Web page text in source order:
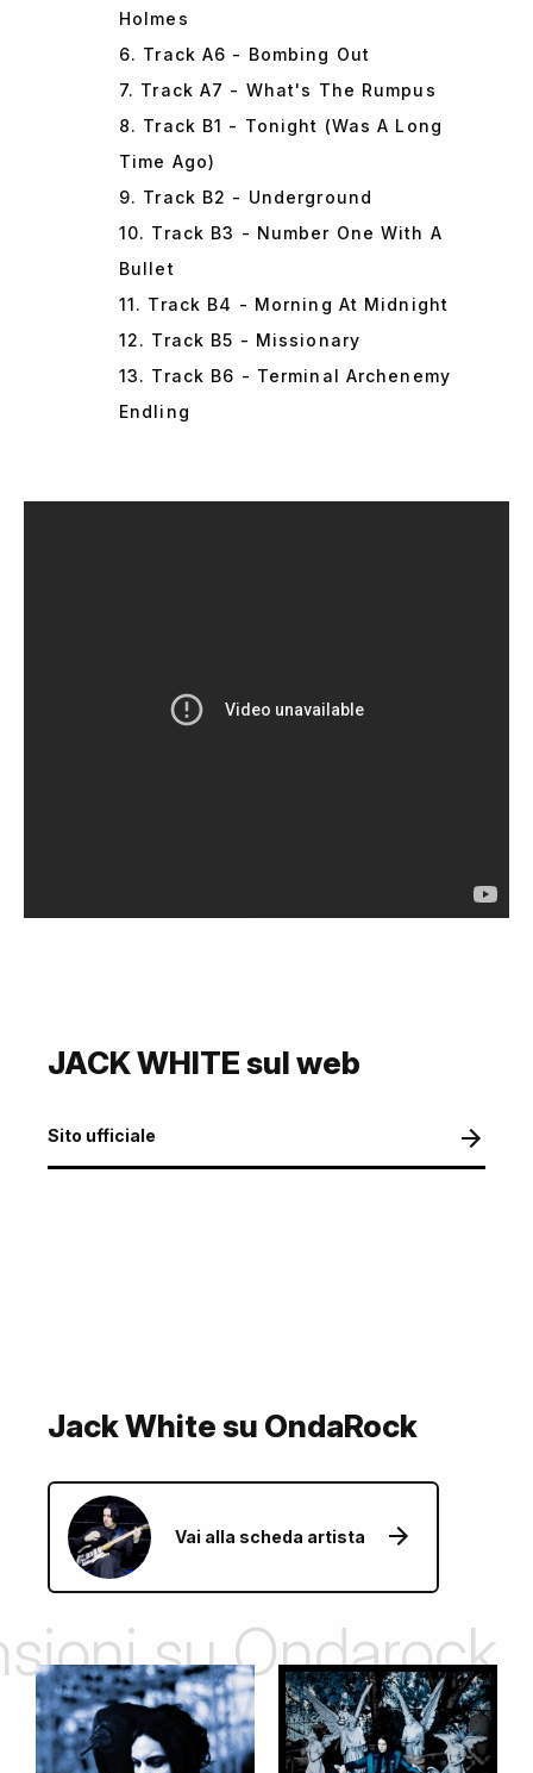
Holmes
6. Track A6 - Bombing Out
7. Track A7 - What's The Rumpus
8. Track B1 - Tonight (Was A Long
Time Ago)
9. Track B2 - Underground
10. Track B3 - Number One With A
Bullet
11. Track B4 - Morning At Midnight
12. Track B5 - Missionary
13. Track B6 - Terminal Archenemy
Endling
JACK WHITE sul web
Sito ufficiale
Jack White su OndaRock
Vai alla scheda artista
su Ondarock